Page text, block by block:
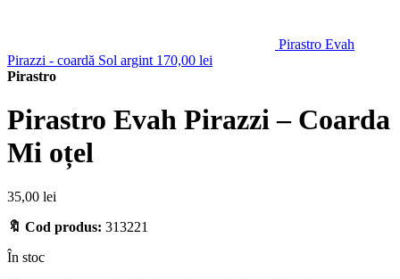
Pirastro Evah
Pirazzi - coardă Sol argint 170,00 lei
Pirastro
Pirastro Evah Pirazzi – Coarda
Mi oțel
35,00 lei
🔖 Cod produs: 313221
În stoc